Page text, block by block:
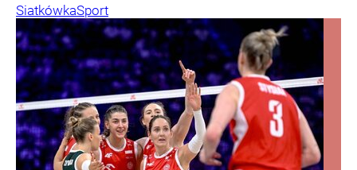
SiatkówkaSport